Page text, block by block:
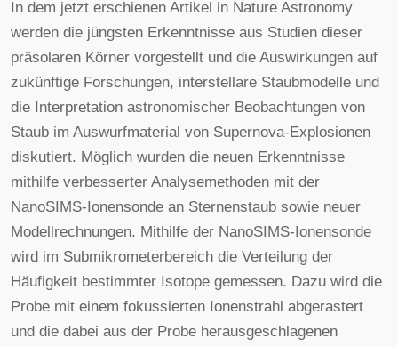
In dem jetzt erschienen Artikel in Nature Astronomy
werden die jüngsten Erkenntnisse aus Studien dieser
präsolaren Körner vorgestellt und die Auswirkungen auf
zukünftige Forschungen, interstellare Staubmodelle und
die Interpretation astronomischer Beobachtungen von
Staub im Auswurfmaterial von Supernova-Explosionen
diskutiert. Möglich wurden die neuen Erkenntnisse
mithilfe verbesserter Analysemethoden mit der
NanoSIMS-Ionensonde an Sternenstaub sowie neuer
Modellrechnungen. Mithilfe der NanoSIMS-Ionensonde
wird im Submikrometerbereich die Verteilung der
Häufigkeit bestimmter Isotope gemessen. Dazu wird die
Probe mit einem fokussierten Ionenstrahl abgerastert
und die dabei aus der Probe herausgeschlagenen